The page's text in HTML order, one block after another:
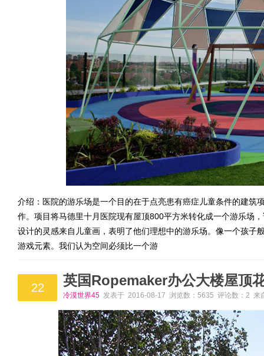
介绍：医院的游乐场是一个目的在于点亮患有癌症儿童条件的建
作。项目将马德里十月医院现有屋顶800平方米转化成一个游乐场
设计的灵感来自儿童画，表明了他们理想中的游乐场。像一个孩子
游戏元素。我们认为空间必须比一个游
22 英国Ropemaker办公大楼屋顶
冷漠世界45 发表于 2016-08-17 浏览数：5635 评论数：2